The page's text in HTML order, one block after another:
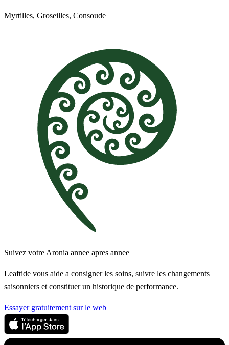
Myrtilles, Groseilles, Consoude
Suivez votre Aronia annee apres annee
Leaftide vous aide a consigner les soins, suivre les changements
saisonniers et constituer un historique de performance.
Essayer gratuitement sur le web